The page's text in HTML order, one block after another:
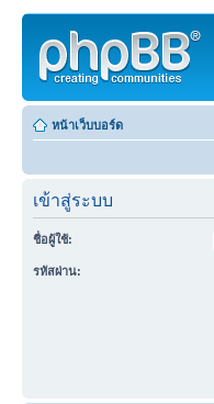
หน้าเว็บบอร์ด
เข้าสู่ระบบ
ชื่อผู้ใช้:
รหัสผ่าน: